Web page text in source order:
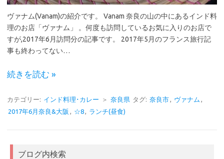
ヴァナム(Vanam)の紹介です。 Vanam 奈良の山の中にあるインド料
理のお店「ヴァナム」 。何度も訪問しているお気に入りのお店で
すが,2017年6月訪問分の記事です。 2017年5月のフランス旅行記
事も終わってない…
続きを読む »
カテゴリー: インド料理･カレー ＞ 奈良県 タグ: 奈良市 ヴァナム
2017年6月奈良&大阪
☆8 ランチ(昼食)
ブログ内検索